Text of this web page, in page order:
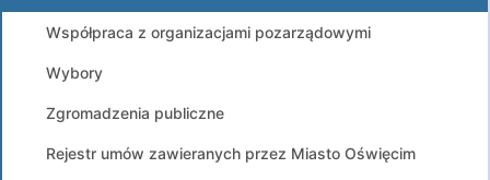
Współpraca z organizacjami pozarządowymi
Wybory
Zgromadzenia publiczne
Rejestr umów zawieranych przez Miasto Oświęcim